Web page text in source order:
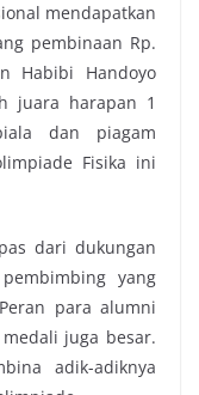
mendapatkan
pembinaan Rp.
Habibi Handoyo
juara harapan 1
dan piagam
Fisika ini
dari dukungan
yang
para alumni
juga besar.
adik-adiknya